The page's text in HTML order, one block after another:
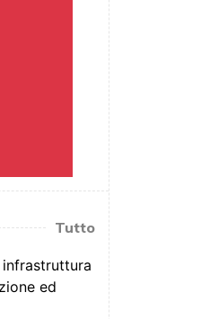
Tutto
infrastruttura
ed